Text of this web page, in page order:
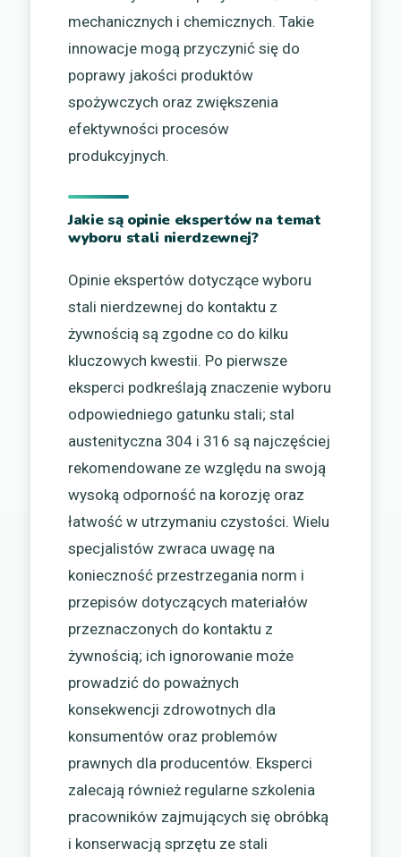
mechanicznych i chemicznych. Takie
innowacje mogą przyczynić się do
poprawy jakości produktów
spożywczych oraz zwiększenia
efektywności procesów
produkcyjnych.
Jakie są opinie ekspertów na temat
wyboru stali nierdzewnej?
Opinie ekspertów dotyczące wyboru
stali nierdzewnej do kontaktu z
żywnością są zgodne co do kilku
kluczowych kwestii. Po pierwsze
eksperci podkreślają znaczenie wyboru
odpowiedniego gatunku stali; stal
austenityczna 304 i 316 są najczęściej
rekomendowane ze względu na swoją
wysoką odporność na korozję oraz
łatwość w utrzymaniu czystości. Wielu
specjalistów zwraca uwagę na
konieczność przestrzegania norm i
przepisów dotyczących materiałów
przeznaczonych do kontaktu z
żywnością; ich ignorowanie może
prowadzić do poważnych
konsekwencji zdrowotnych dla
konsumentów oraz problemów
prawnych dla producentów. Eksperci
zalecają również regularne szkolenia
pracowników zajmujących się obróbką
i konserwacją sprzętu ze stali